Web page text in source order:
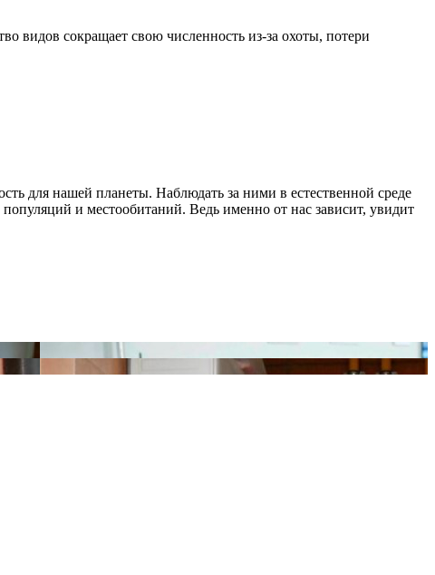
видов сокращает свою численность из-за охоты, потери
для нашей планеты. Наблюдать за ними в естественной среде
и местообитаний. Ведь именно от нас зависит, увидит